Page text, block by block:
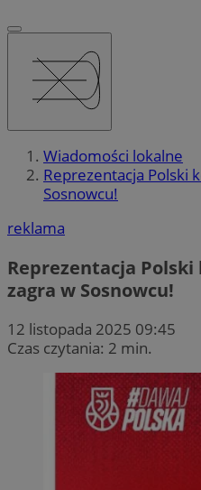
Wiadomości lokalne
Reprezentacja Polski
Sosnowcu!
reklama
Reprezentacja
zagra w Sosnowcu!
12 listopada 2025 09:45
Czas czytania: 2 min.